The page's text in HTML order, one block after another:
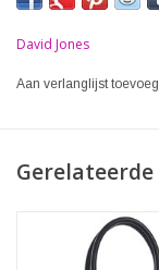
David Jones
Aan verlanglijst